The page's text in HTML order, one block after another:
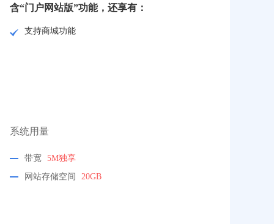
含“门户网站版”功能，还享有：
支持商城功能
系统用量
带宽 5M独享
网站存储空间
20GB